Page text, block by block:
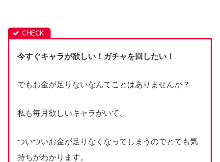
今すぐキャラが欲しい！ガチャを回したい！
でもお金が足りないなんてことはありませんか？
私も毎月欲しいキャラがいて、
ついついお金が足りなくなってしまうのでとても気
持ちがわかります。